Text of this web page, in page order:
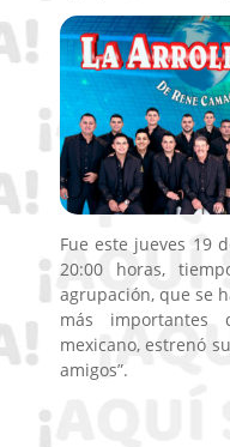
Fue este jueves 19
20:00 horas,
agrupación, que se
más importantes
mexicano, estrenó
amigos”.